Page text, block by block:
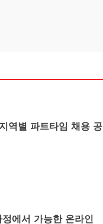
역별 파트타임 채용 공
에서 가능한 온라인